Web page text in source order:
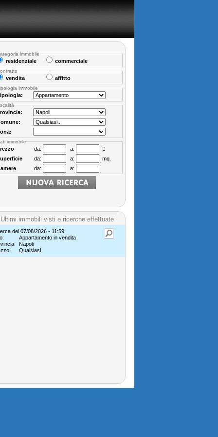
immobile
residenziale commerciale
vendita affitto
immobile
immobile
da: a:
€
da: a:
mq.
da: a:
Ultimi immobili visti e ricerche effettuate
del 07/08/2026 - 11:59
Appartamento in vendita
Napoli
Qualsiasi